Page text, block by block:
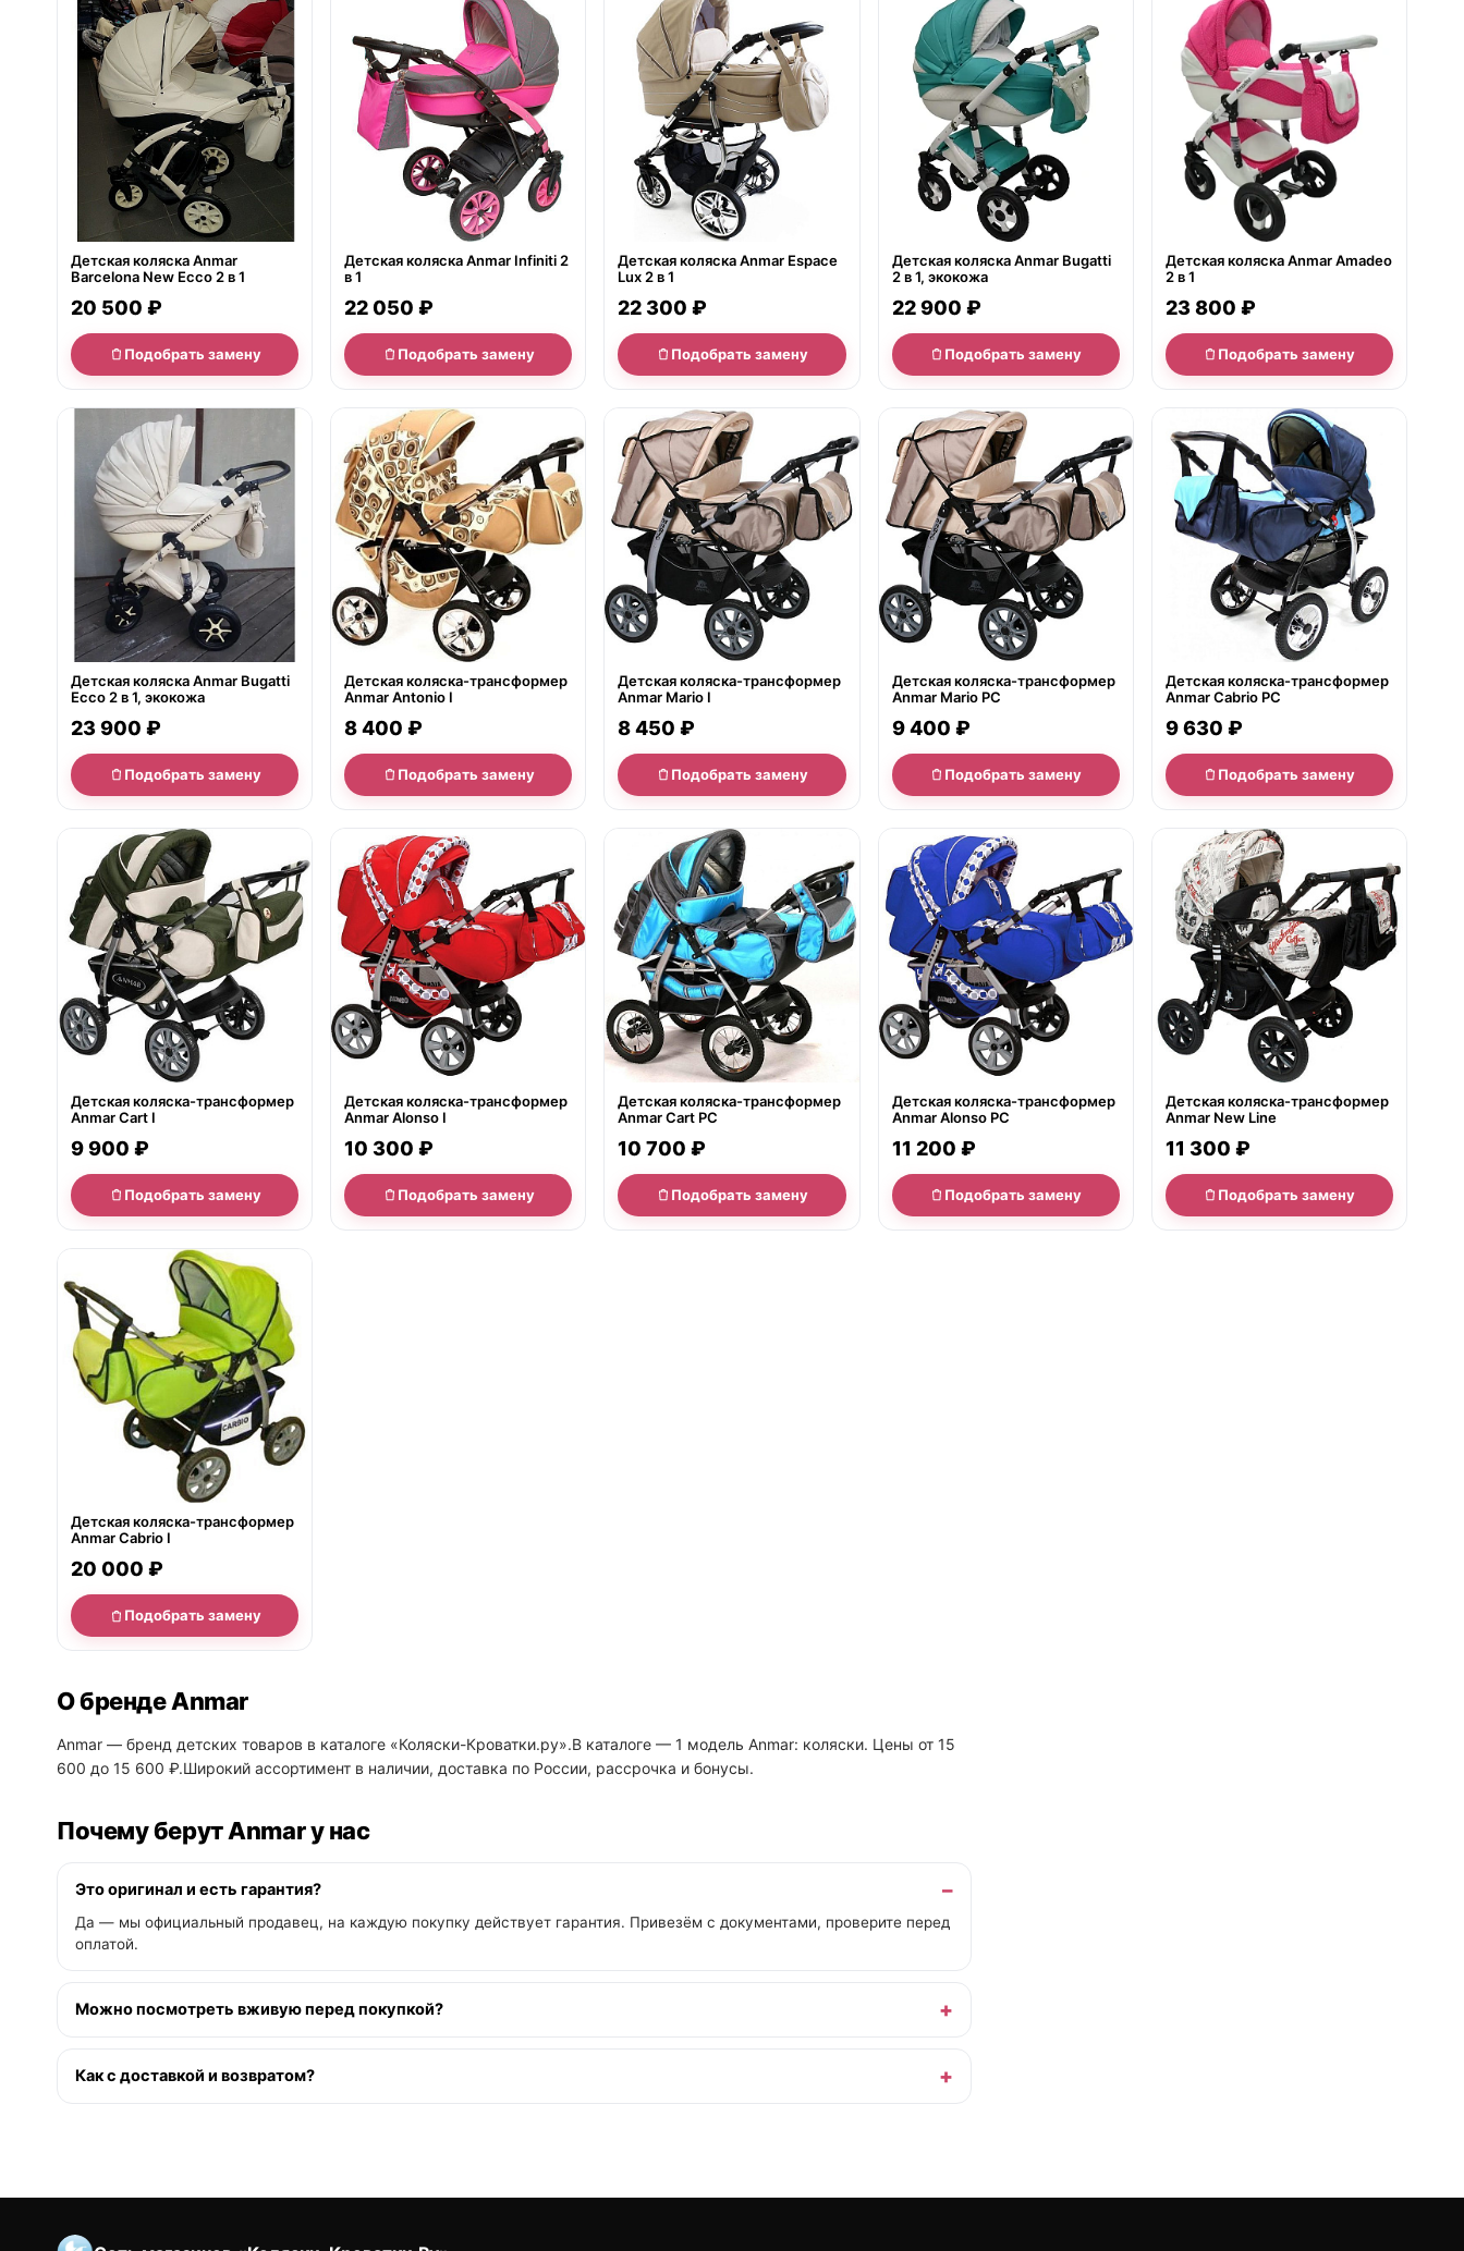
нет в продаже
Детская коляска Anmar
Barcelona New Ecco 2 в 1
20 500 ₽
Подобрать замену
Детская коляска Anmar Infiniti 2
в 1
22 050 ₽
Подобрать замену
нет в продаже
Детская коляска Anmar Espace
Lux 2 в 1
22 300 ₽
Подобрать замену
нет в продаже
Детская коляска Anmar Bugatti
2 в 1, экокожа
22 900 ₽
Подобрать замену
нет в продаже
Детская коляска Anmar Amadeo
2 в 1
23 800 ₽
Подобрать замену
нет в продаже
Детская коляска Anmar Bugatti
Ecco 2 в 1, экокожа
23 900 ₽
Подобрать замену
нет в продаже
Детская коляска-трансформер
Anmar Antonio I
8 400 ₽
Подобрать замену
нет в продаже
Детская коляска-трансформер
Anmar Mario I
8 450 ₽
Подобрать замену
нет в продаже
Детская коляска-трансформер
Anmar Mario PC
9 400 ₽
Подобрать замену
нет в продаже
Детская коляска-трансформер
Anmar Cabrio PC
9 630 ₽
Подобрать замену
нет в продаже
Детская коляска-трансформер
Anmar Cart I
9 900 ₽
Подобрать замену
нет в продаже
Детская коляска-трансформер
Anmar Alonso I
10 300 ₽
Подобрать замену
нет в продаже
Детская коляска-трансформер
Anmar Cart PC
10 700 ₽
Подобрать замену
нет в продаже
Детская коляска-трансформер
Anmar Alonso PC
11 200 ₽
Подобрать замену
нет в продаже
Детская коляска-трансформер
Anmar New Line
11 300 ₽
Подобрать замену
Детская коляска-трансформер
Anmar Cabrio I
20 000 ₽
Подобрать замену
О бренде Anmar
Anmar — бренд детских товаров в каталоге «Коляски-Кроватки.ру».В каталоге — 1 модель Anmar: коляски. Цены от 15
600 до 15 600 ₽.Широкий ассортимент в наличии, доставка по России, рассрочка и бонусы.
Почему берут Anmar у нас
Это оригинал и есть гарантия?
Да — мы официальный продавец, на каждую покупку действует гарантия. Привезём с документами, проверите перед
оплатой.
Можно посмотреть вживую перед покупкой?
Как с доставкой и возвратом?